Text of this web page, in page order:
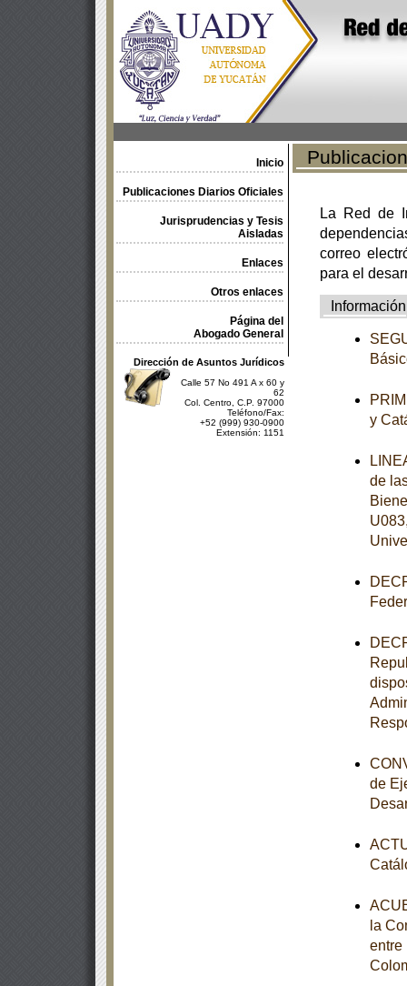
Inicio
Publicaciones Diarios Oficiales
Jurisprudencias y Tesis
Aisladas
Enlaces
Otros enlaces
Página del
Abogado General
Dirección de Asuntos Jurídicos
Calle 57 No 491 A x 60 y
62
Col. Centro, C.P. 97000
Teléfono/Fax:
+52 (999) 930-0900
Extensión: 1151
La Red de
correo
para el
Información
y
de
de
la
entre